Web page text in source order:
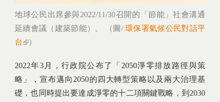
地球公民出席參與2022/11/30召開的「節能」社會溝通
延續會議（建築節能）。 （圖/環保署氣候公民對話平
台 (link is external)
）
2022年3月，行政院公布了「2050淨零排放路徑與策
略」，宣布邁向2050的四大轉型策略以及兩大治理基
礎，也同時提出要達成淨零的十二項關鍵戰略，到2030